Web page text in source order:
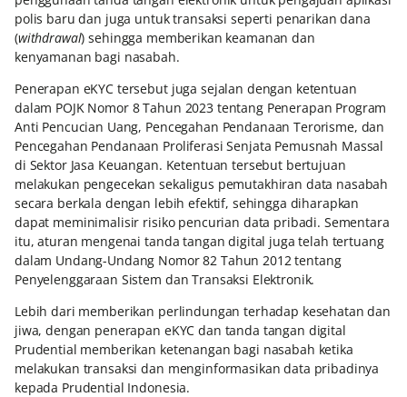
polis baru dan juga untuk transaksi seperti penarikan dana
(withdrawal) sehingga memberikan keamanan dan
kenyamanan bagi nasabah.
Penerapan eKYC tersebut juga sejalan dengan ketentuan
dalam POJK Nomor 8 Tahun 2023 tentang Penerapan Program
Anti Pencucian Uang, Pencegahan Pendanaan Terorisme, dan
Pencegahan Pendanaan Proliferasi Senjata Pemusnah Massal
di Sektor Jasa Keuangan. Ketentuan tersebut bertujuan
melakukan pengecekan sekaligus pemutakhiran data nasabah
secara berkala dengan lebih efektif, sehingga diharapkan
dapat meminimalisir risiko pencurian data pribadi. Sementara
itu, aturan mengenai tanda tangan digital juga telah tertuang
dalam Undang-Undang Nomor 82 Tahun 2012 tentang
Penyelenggaraan Sistem dan Transaksi Elektronik.
Lebih dari memberikan perlindungan terhadap kesehatan dan
jiwa, dengan penerapan eKYC dan tanda tangan digital
Prudential memberikan ketenangan bagi nasabah ketika
melakukan transaksi dan menginformasikan data pribadinya
kepada Prudential Indonesia.